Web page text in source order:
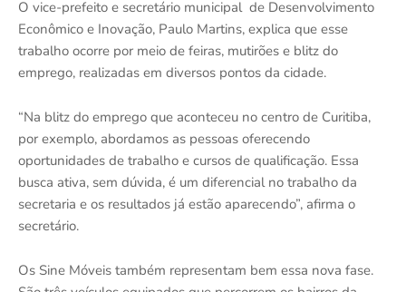
O vice-prefeito e secretário municipal de Desenvolvimento
Econômico e Inovação, Paulo Martins, explica que esse
trabalho ocorre por meio de feiras, mutirões e blitz do
emprego, realizadas em diversos pontos da cidade.
“Na blitz do emprego que aconteceu no centro de Curitiba,
por exemplo, abordamos as pessoas oferecendo
oportunidades de trabalho e cursos de qualificação. Essa
busca ativa, sem dúvida, é um diferencial no trabalho da
secretaria e os resultados já estão aparecendo”, afirma o
secretário.
Os Sine Móveis também representam bem essa nova fase.